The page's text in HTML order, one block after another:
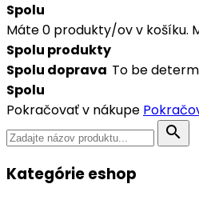
Spolu
Máte0 produkty/ov v košíku.
Spolu produkty
Spolu doprava To be
Spolu
Pokračovať v nákupe
search
Kategórie eshop